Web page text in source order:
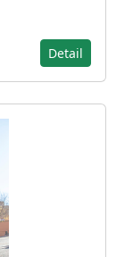
Detail